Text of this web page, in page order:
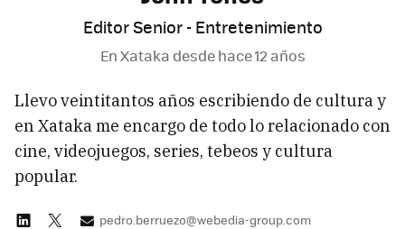
Editor Senior - Entretenimiento
En Xataka desdehace 12 años
Llevo veintitantos años escribiendo de cultura y
en Xataka me encargo de todo lo relacionado con
cine, videojuegos, series, tebeos y cultura
popular.
pedro.berruezo@webedia-group.com